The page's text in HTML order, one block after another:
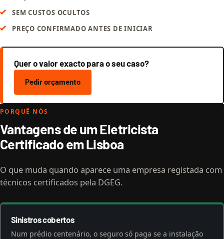
SEM CUSTOS OCULTOS
PREÇO CONFIRMADO ANTES DE INICIAR
Quer o valor exacto para o seu caso?
Pedir orçamento
PORQUÊ NÓS
Vantagens de um Eletricista
Certificado em Lisboa
O que muda quando aparece uma empresa registada com
técnicos certificados pela DGEG.
Sinistros cobertos
Num prédio centenário, o seguro só paga se a instalação